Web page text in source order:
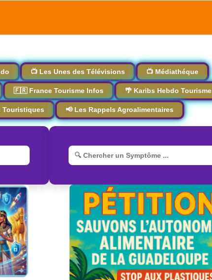
📺 Les Unes des Télévisions 📺 Médiathéque
🇫🇷 France Tourisme Infos 🌴 Karibs Hebdo Tourisme
📢 Les Rappels Agroalimentaires